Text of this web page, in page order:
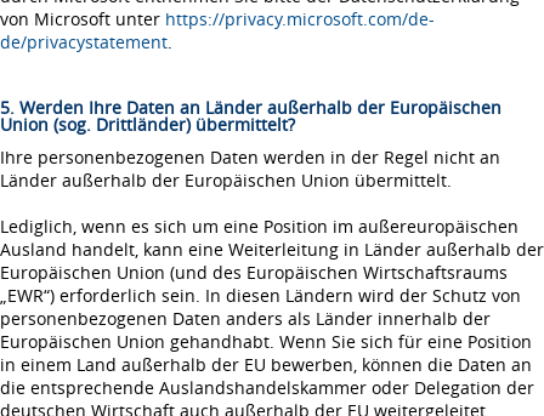
von Microsoft unter https://privacy.microsoft.com/de-
de/privacystatement.
5. Werden Ihre Daten an Länder außerhalb der Europäischen
Union (sog. Drittländer) übermittelt?
Ihre personenbezogenen Daten werden in der Regel nicht an
Länder außerhalb der Europäischen Union übermittelt.
Lediglich, wenn es sich um eine Position im außereuropäischen
Ausland handelt, kann eine Weiterleitung in Länder außerhalb der
Europäischen Union (und des Europäischen Wirtschaftsraums
„EWR“) erforderlich sein. In diesen Ländern wird der Schutz von
personenbezogenen Daten anders als Länder innerhalb der
Europäischen Union gehandhabt. Wenn Sie sich für eine Position
in einem Land außerhalb der EU bewerben, können die Daten an
die entsprechende Auslandshandelskammer oder Delegation der
deutschen Wirtschaft auch außerhalb der EU weitergeleitet